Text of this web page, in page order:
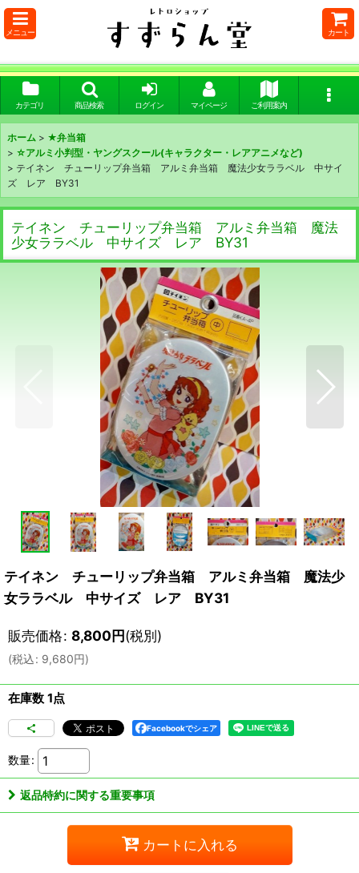
メニュー カート
カテゴリ 商品検索 ログイン マイページ ご利用案内
ホーム > ★弁当箱
> ☆アルミ小判型・ヤングスクール(キャラクター・レアアニメなど)
> テイネン チューリップ弁当箱 アルミ弁当箱 魔法少女ララベル 中サイ
ズ レア BY31
テイネン チューリップ弁当箱 アルミ弁当箱 魔法
少女ララベル 中サイズ レア BY31
テイネン チューリップ弁当箱 アルミ弁当箱 魔法少
女ララベル 中サイズ レア BY31
販売価格: 8,800円(税別)
(税込: 9,680円)
在庫数 1点
Facebookでシェア
数量:
返品特約に関する重要事項
カートに入れる